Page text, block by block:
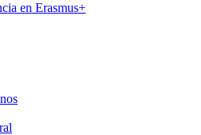
en Erasmus+